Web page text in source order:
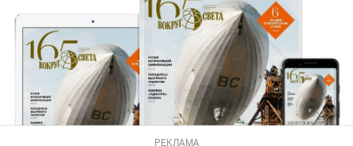
РЕКЛАМА